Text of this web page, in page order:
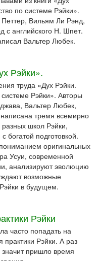
по системе Рэйки».
Вильям Ли Рэнд,
с английского Н. Шпет.
Вальтер Любек.
Рэйки».
труда «Дух Рэйки.
Рэйки». Авторы
Вальтер Любек,
тремя всемирно
школ Рэйки,
богатой подготовкой.
оригинальных
Усуи, современной
анализируют эволюцию
возможные
в будущем.
Рэйки
часто попадать на
Рэйки. А раз
пришло время